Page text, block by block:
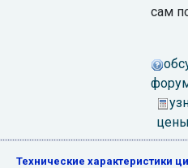
сам
цены
Технические характеристики